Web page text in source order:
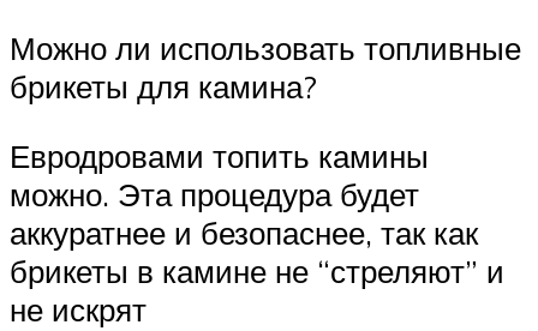
Можно ли использовать топливные
брикеты для камина?
Евродровами топить камины
можно. Эта процедура будет
аккуратнее и безопаснее, так как
брикеты в камине не “стреляют” и
не искрят